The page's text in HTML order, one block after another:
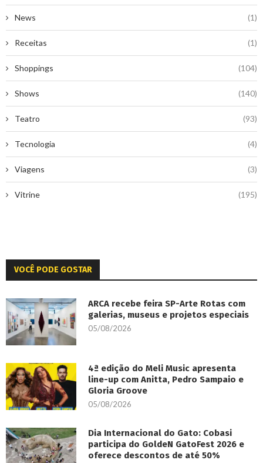
News (1)
Receitas (1)
Shoppings (104)
Shows (140)
Teatro (93)
Tecnologia (4)
Viagens (3)
Vitrine (195)
VOCÊ PODE GOSTAR
ARCA recebe feira SP-Arte Rotas com
galerias, museus e projetos especiais
05/08/2026
4ª edição do Meli Music apresenta
line-up com Anitta, Pedro Sampaio e
Gloria Groove
05/08/2026
Dia Internacional do Gato: Cobasi
participa do GoldeN GatoFest 2026 e
oferece descontos de até 50%